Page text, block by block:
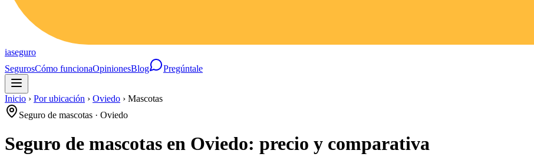
iaseguro
SegurosCómo funcionaOpinionesBlog Pregúntale
Inicio › Por ubicación › Oviedo › Mascotas
Seguro de mascotas · Oviedo
Seguro de mascotas en Oviedo: precio y comparativa